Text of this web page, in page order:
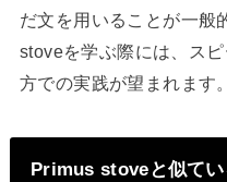
だ文を用いることが一般
stoveを学ぶ際には、ス
方での実践が望まれます。
Primus stoveと似て